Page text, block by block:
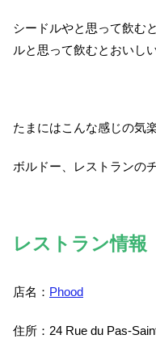
シードルやと思って飲む
ルと思って飲むとおいし
たまにはこんな感じの気
ボルドー、レストランの
レストラン情報
店名： Phood
住所：24 Rue du Pas-